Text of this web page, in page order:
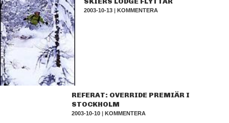
2003-10-13 |KOMMENTERA
REFERAT: OVERRIDE PREMIÄR I
STOCKHOLM
2003-10-10| KOMMENTERA